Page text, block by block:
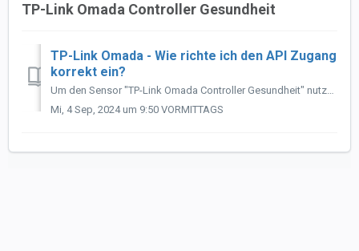
TP-Link Omada Controller Gesundheit
TP-Link Omada - Wie richte ich den API Zugang
korrekt ein?
Um den Sensor "TP-Link Omada Controller Gesundheit" nutzen zu können, müssen API credentials erstellt werden. Dies kann direkt über die Oberfläc...
Mi, 4 Sep, 2024 um 9:50 VORMITTAGS